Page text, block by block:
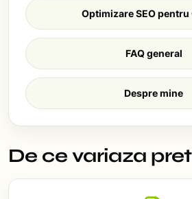
Optimizare SEO pentru
FAQ general
Despre mine
De ce variaza